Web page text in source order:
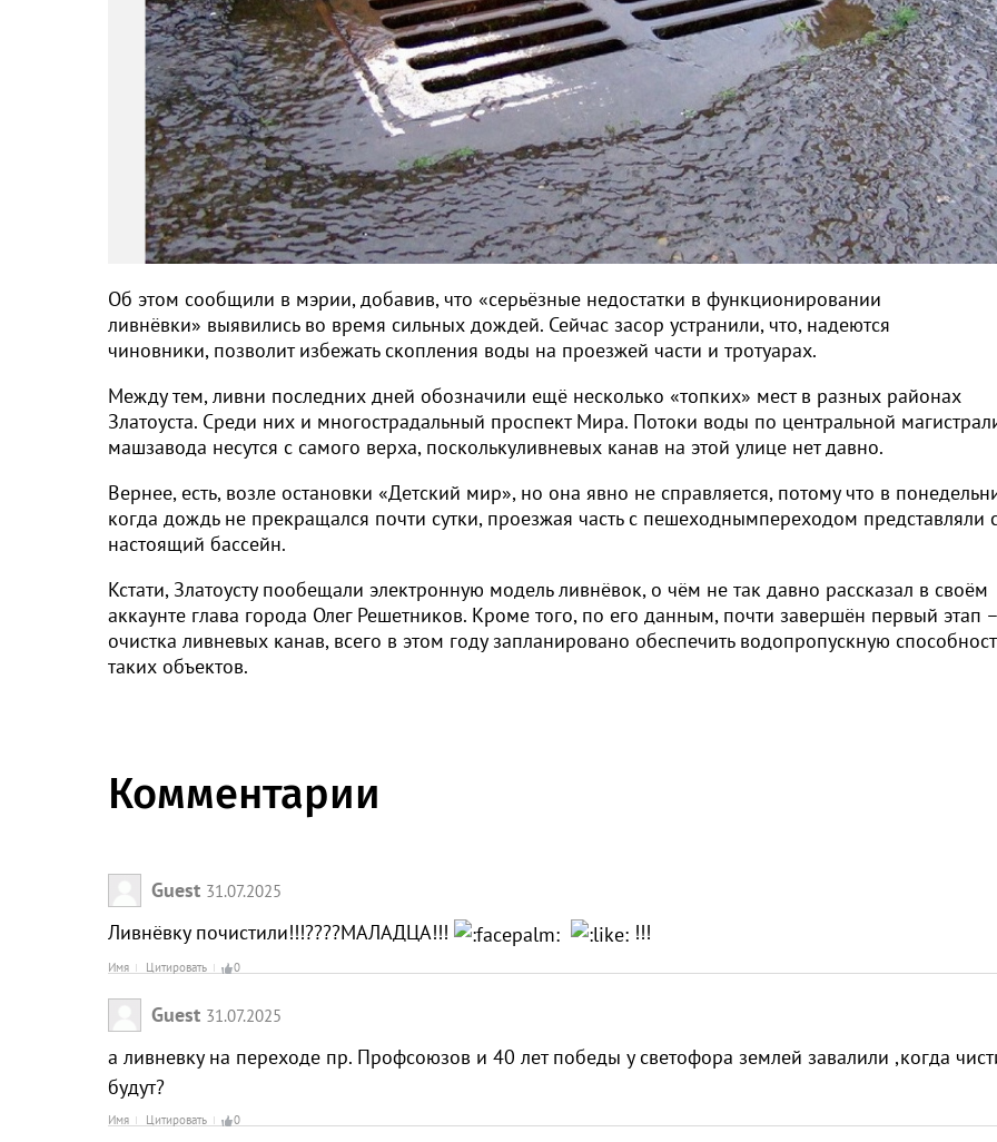
Об этом сообщили в мэрии, добавив, что «серьёзные недостатки в функционировании
ливнёвки» выявились во время сильных дождей. Сейчас засор устранили, что, надеются
чиновники, позволит избежать скопления воды на проезжей части и тротуарах.
Между тем, ливни последних дней обозначили ещё несколько «топких» мест в разных районах
Златоуста. Среди них и многострадальный проспект Мира. Потоки воды по центральной
машзавода несутся с самого верха, посколькуливневых канав на этой улице нет давно.
Вернее, есть, возле остановки «Детский мир», но она явно не справляется, потому что в
когда дождь не прекращался почти сутки, проезжая часть с пешеходнымпереходом представляли
настоящий бассейн.
Кстати, Златоусту пообещали электронную модель ливнёвок, о чём не так давно рассказал в своём
аккаунте глава города Олег Решетников. Кроме того, по его данным, почти завершён первый этап –
очистка ливневых канав, всего в этом году запланировано обеспечить водопропускную
таких объектов.
Комментарии
Guest 31.07.2025
Ливнёвку почистили!!!????МАЛАДЦА!!! !!!
Имя Цитировать 0
Guest 31.07.2025
а ливневку на переходе пр. Профсоюзов и 40 лет победы у светофора землей завалили ,когда
будут?
Имя Цитировать 0